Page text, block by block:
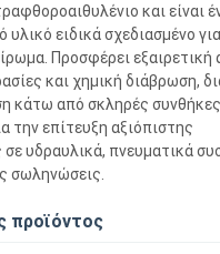
και είναι
υλικό ειδικά σχεδιασμένο
Προσφέρει εξαιρετική
και χημική διάβρωση,
κάτω από σκληρές συνθήκες.
την επίτευξη αξιόπιστης
σε υδραυλικά, πνευματικά
σωληνώσεις.
προϊόντος